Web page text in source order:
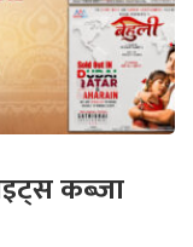
कब्जा